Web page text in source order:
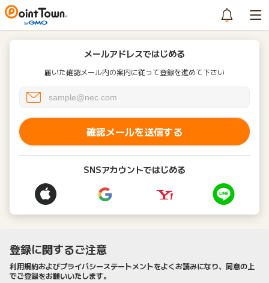
メールアドレスではじめる
届いた確認メール内の案内に従って登録を進めて下さい
確認メールを送信する
SNSアカウントではじめる
登録に関するご注意
利用規約およびプライバシーステートメントをよくお読みになり、同意の上
でご登録をお願いいたします。